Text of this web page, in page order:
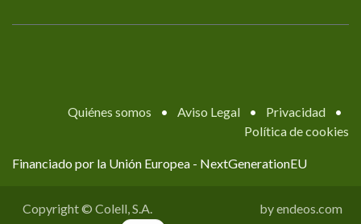
Quiénes somos • Aviso Legal • Privacidad
•
Política de cookies
Financiado por la Unión Europea - NextGenerationEU
Copyright © Colell, S.A.
by endeos.com